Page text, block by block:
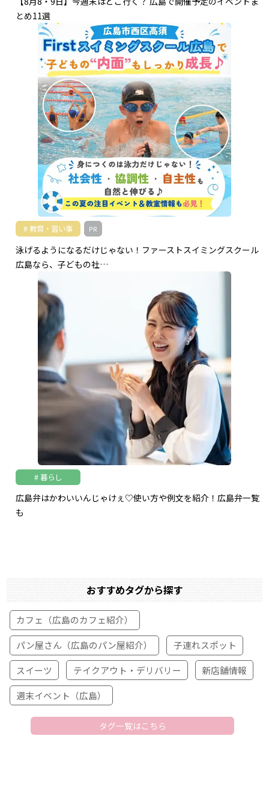
とめ11選
教育・習い事 PR
泳げるようになるだけじゃない！ファーストスイミングスクール
広島なら、子どもの社…
暮らし
広島弁はかわいいんじゃけぇ♡使い方や例文を紹介！広島弁一覧
も
おすすめタグから探す
カフェ（広島のカフェ紹介）
パン屋さん（広島のパン屋紹介）
子連れスポット
スイーツ
テイクアウト・デリバリー
新店舗情報
週末イベント（広島）
タグ一覧はこちら